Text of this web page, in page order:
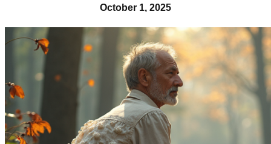
October 1, 2025